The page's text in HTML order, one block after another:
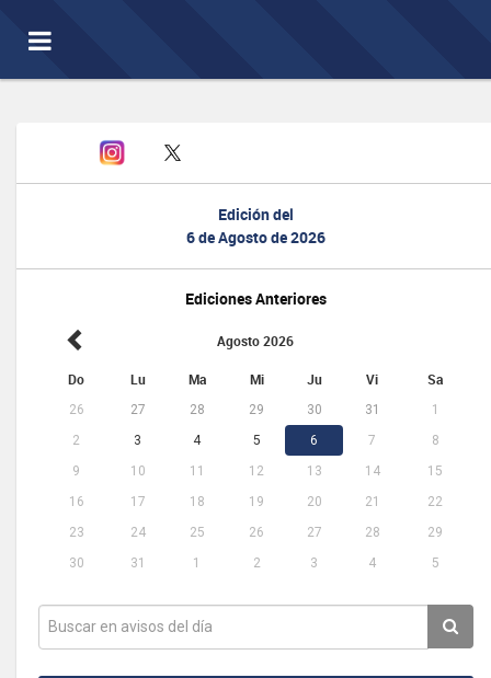
Toggle
navigation
Edición del
6 de Agosto de 2026
Ediciones Anteriores
Agosto 2026
Do Lu Ma Mi Ju Vi Sa
26 27 28 29 30 31
1
2
3 4 5 6 7
8
9
10 11 12 13 14
15
16
17 18 19 20 21
22
23
24 25 26 27 28
29
30
31 1 2 3 4 5